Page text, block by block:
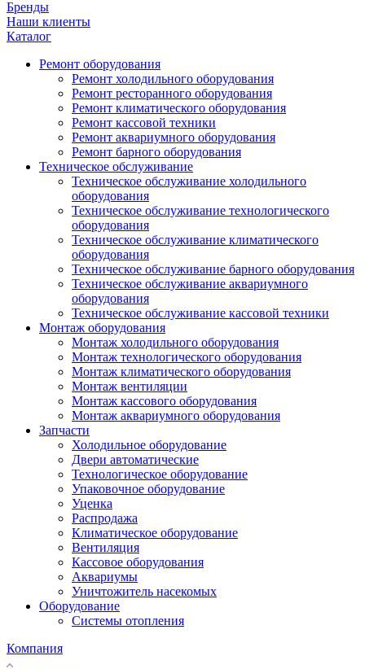
Бренды
Наши клиенты
Каталог
Ремонт оборудования
Ремонт холодильного оборудования
Ремонт ресторанного оборудования
Ремонт климатического оборудования
Ремонт кассовой техники
Ремонт аквариумного оборудования
Ремонт барного оборудования
Техническое обслуживание
Техническое обслуживание холодильного
оборудования
Техническое обслуживание технологического
оборудования
Техническое обслуживание климатического
оборудования
Техническое обслуживание барного оборудования
Техническое обслуживание аквариумного
оборудования
Техническое обслуживание кассовой техники
Монтаж оборудования
Монтаж холодильного оборудования
Монтаж технологического оборудования
Монтаж климатического оборудования
Монтаж вентиляции
Монтаж кассового оборудования
Монтаж аквариумного оборудования
Запчасти
Холодильное оборудование
Двери автоматические
Технологическое оборудование
Упаковочное оборудование
Уценка
Распродажа
Климатическое оборудование
Вентиляция
Кассовое оборудования
Аквариумы
Уничтожитель насекомых
Оборудование
Системы отопления
Компания